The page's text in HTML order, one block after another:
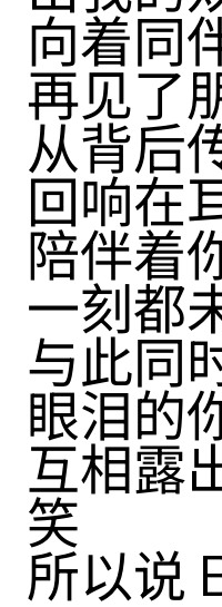
向着同
再见了
从背后
回响在
陪伴着
一刻都
与此同
眼泪的
互相露
笑
所以说